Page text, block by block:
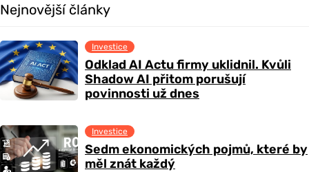
Nejnovější články
Odklad AI Actu firmy uklidnil. Kvůli
Shadow AI přitom porušují
povinnosti už dnes
Investice
Sedm ekonomických pojmů, které by
měl znát každý
Investice